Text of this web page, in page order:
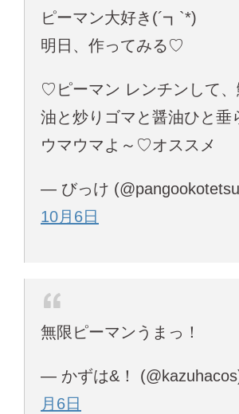
ピーマン大好き(´┓`*)
明日、作ってみる♡
♡ピーマン レンチンして、
油と炒りゴマと醤油ひと
ウマウマよ～♡オススメ
— びっけ
10月6日
無限ピーマンうまっ！
— かずは&！
月6日